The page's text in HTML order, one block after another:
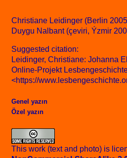
Christiane Leidinger (Berlin
Duygu Nalbant (çeviri, Ýzmir
Suggested citation:
Leidinger, Christiane: Johanna
Online-Projekt
<https://
Genel yazın
Özel yazın
This work (text and photo) is